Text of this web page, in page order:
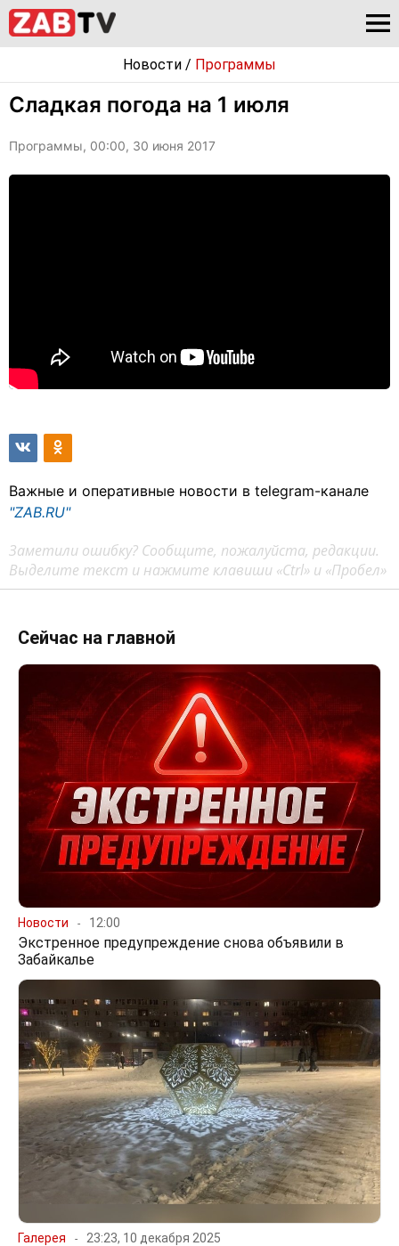
Новости / Программы
Сладкая погода на 1 июля
Программы, 00:00, 30 июня 2017
Важные и оперативные новости в telegram-канале
"ZAB.RU"
Заметили ошибку? Сообщите, пожалуйста, редакции.
Выделите текст и нажмите клавиши «Ctrl» и «Пробел»
Сейчас на главной
Новости 12:00
Экстренное предупреждение снова объявили в
Забайкалье
Галерея 23:23, 10 декабря 2025